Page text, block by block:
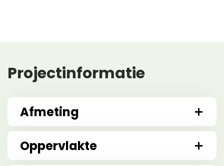
Projectinformatie
Afmeting
Oppervlakte